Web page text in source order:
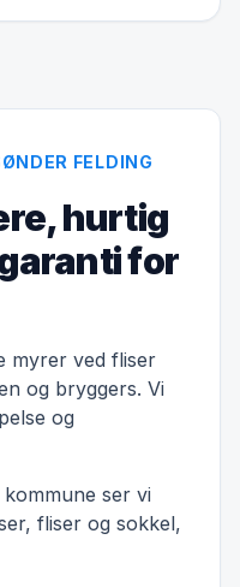
FELDING
hurtig
for
myrer ved fliser
og bryggers. Vi
og
ser vi
fliser og sokkel,